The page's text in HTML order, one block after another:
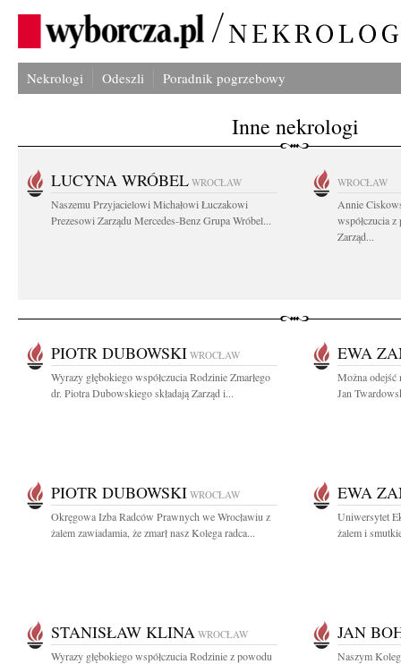
Nekrologi Odeszli Poradnik pogrzebowy
Inne nekrologi
LUCYNA WRÓBEL WROCŁAW
Naszemu Przyjacielowi Michałowi Łuczakowi
Prezesowi Zarządu Mercedes-Benz Grupa Wróbel...
WROCŁAW
Annie
współczucia
Zarząd...
PIOTR DUBOWSKI WROCŁAW
Wyrazy głębokiego współczucia Rodzinie Zmarłego
dr. Piotra Dubowskiego składają Zarząd i...
EWA
Można odejść
Jan
PIOTR DUBOWSKI WROCŁAW
Okręgowa Izba Radców Prawnych we Wrocławiu z
żalem zawiadamia, że zmarł nasz Kolega radca...
EWA
Uniwersytet
żalem i
STANISŁAW KLINA WROCŁAW
Wyrazy głębokiego współczucia Rodzinie z powodu
JAN
Naszym